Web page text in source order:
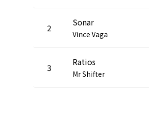
2 Sonar
Vince Vaga
3 Ratios
Mr Shifter